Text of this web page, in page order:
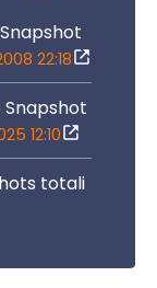
22:18
Snapshot
12:10
totali